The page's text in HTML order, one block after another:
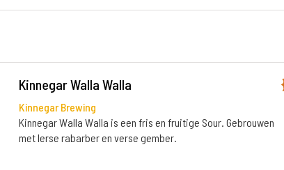
Kinnegar Walla Walla
Kinnegar Brewing
Kinnegar Walla Walla is een fris en fruitige Sour. Gebrouwen
met Ierse rabarber en verse gember.